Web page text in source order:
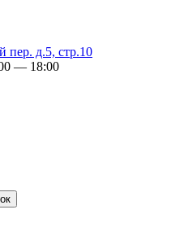
д.5, стр.10
— 18:00